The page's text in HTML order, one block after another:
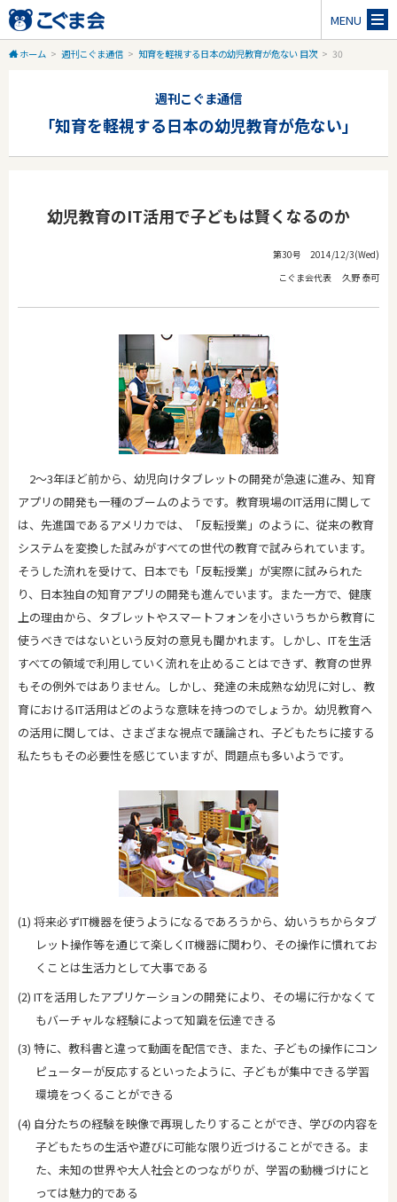
MENU
ホーム > 週刊こぐま通信 > 知育を軽視する日本の幼児教育が危ない 目次 > 30
週刊こぐま通信
「知育を軽視する日本の幼児教育が危ない」
幼児教育のIT活用で子どもは賢くなるのか
第30号 2014/12/3(Wed)
こぐま会代表 久野 泰可
2～3年ほど前から、幼児向けタブレットの開発が急速に進み、知育
アプリの開発も一種のブームのようです。教育現場のIT活用に関して
は、先進国であるアメリカでは、「反転授業」のように、従来の教育
システムを変換した試みがすべての世代の教育で試みられています。
そうした流れを受けて、日本でも「反転授業」が実際に試みられた
り、日本独自の知育アプリの開発も進んでいます。また一方で、健康
上の理由から、タブレットやスマートフォンを小さいうちから教育に
使うべきではないという反対の意見も聞かれます。しかし、ITを生活
すべての領域で利用していく流れを止めることはできず、教育の世界
もその例外ではありません。しかし、発達の未成熟な幼児に対し、教
育におけるIT活用はどのような意味を持つのでしょうか。幼児教育へ
の活用に関しては、さまざまな視点で議論され、子どもたちに接する
私たちもその必要性を感じていますが、問題点も多いようです。
(1) 将来必ずIT機器を使うようになるであろうから、幼いうちからタブ
レット操作等を通じて楽しくIT機器に関わり、その操作に慣れてお
くことは生活力として大事である
(2) ITを活用したアプリケーションの開発により、その場に行かなくて
もバーチャルな経験によって知識を伝達できる
(3) 特に、教科書と違って動画を配信でき、また、子どもの操作にコン
ピューターが反応するといったように、子どもが集中できる学習
環境をつくることができる
(4) 自分たちの経験を映像で再現したりすることができ、学びの内容を
子どもたちの生活や遊びに可能な限り近づけることができる。ま
た、未知の世界や大人社会とのつながりが、学習の動機づけにと
っては魅力的である